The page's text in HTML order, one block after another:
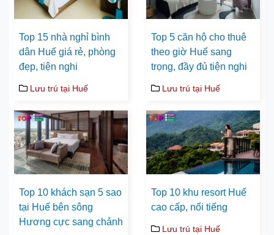
Top 15 nhà nghỉ bình
dân Huế giá rẻ, phòng
đẹp, tiện nghi
Lưu trú tại Huế
Top 5 căn hộ cho thuê
theo giờ Huế sang
trọng, đầy đủ tiện nghi
Lưu trú tại Huế
Top 10 khách sạn 5 sao
tại Huế bên sông
Hương cực sang chảnh
Top 10 khu resort Huế
cao cấp, nổi tiếng
Lưu trú tại Huế